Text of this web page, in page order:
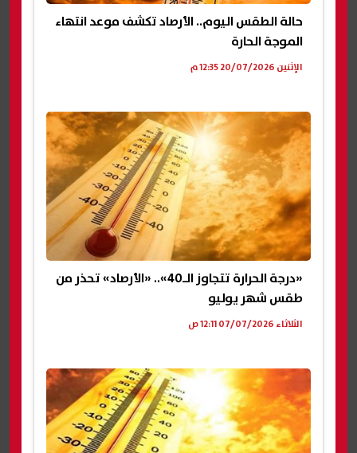
حالة الطقس اليوم.. الأرصاد تكشف موعد انتهاء
الموجة الحارة
الإثنين 20/07/2026 12:35 م
«درجة الحرارة تتجاوز الـ40».. «الأرصاد» تحذر من
طقس شهر يوليو
الثلاثاء 07/07/2026 12:11 ص